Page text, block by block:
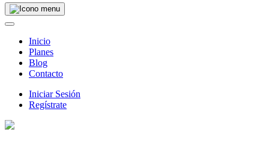
Inicio
Planes
Blog
Contacto
Iniciar Sesión
Regístrate